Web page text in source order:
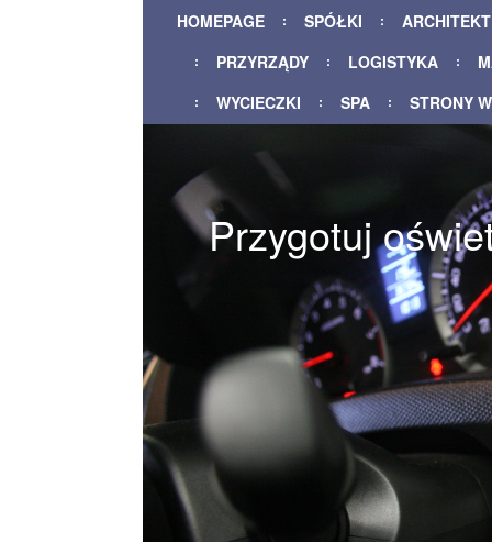
HOMEPAGE SPÓŁKI
PRZYRZĄDY
LOGISTYKA
WYCIECZKI
SPA STRONY
Przygotuj